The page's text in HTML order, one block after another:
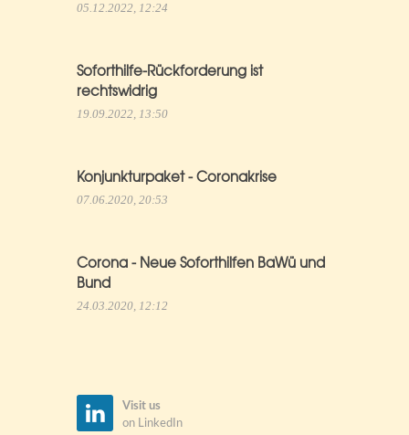
05.12.2022, 12:24
Soforthilfe-Rückforderung ist
rechtswidrig
19.09.2022, 13:50
Konjunkturpaket - Coronakrise
07.06.2020, 20:53
Corona - Neue Soforthilfen BaWü und
Bund
24.03.2020, 12:12
Visit us
on LinkedIn